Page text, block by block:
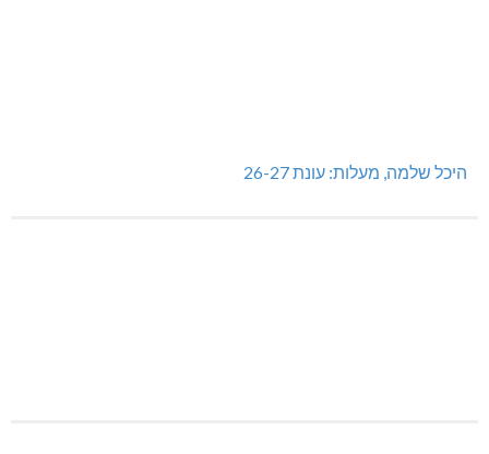
היכל שלמה, מעלות: עונת 26-27